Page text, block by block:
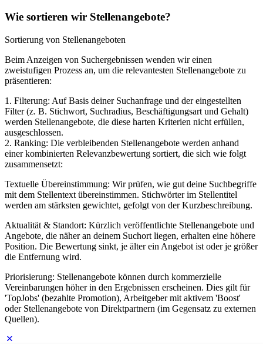
Wie sortieren wir Stellenangebote?
Sortierung von Stellenangeboten
Beim Anzeigen von Suchergebnissen wenden wir einen
zweistufigen Prozess an, um die relevantesten Stellenangebote zu
präsentieren:
1. Filterung: Auf Basis deiner Suchanfrage und der eingestellten
Filter (z. B. Stichwort, Suchradius, Beschäftigungsart und Gehalt)
werden Stellenangebote, die diese harten Kriterien nicht erfüllen,
ausgeschlossen.
2. Ranking: Die verbleibenden Stellenangebote werden anhand
einer kombinierten Relevanzbewertung sortiert, die sich wie folgt
zusammensetzt:
Textuelle Übereinstimmung: Wir prüfen, wie gut deine Suchbegriffe
mit dem Stellentext übereinstimmen. Stichwörter im Stellentitel
werden am stärksten gewichtet, gefolgt von der Kurzbeschreibung.
Aktualität & Standort: Kürzlich veröffentlichte Stellenangebote und
Angebote, die näher an deinem Suchort liegen, erhalten eine höhere
Position. Die Bewertung sinkt, je älter ein Angebot ist oder je größer
die Entfernung wird.
Priorisierung: Stellenangebote können durch kommerzielle
Vereinbarungen höher in den Ergebnissen erscheinen. Dies gilt für
'TopJobs' (bezahlte Promotion), Arbeitgeber mit aktivem 'Boost'
oder Stellenangebote von Direktpartnern (im Gegensatz zu externen
Quellen).